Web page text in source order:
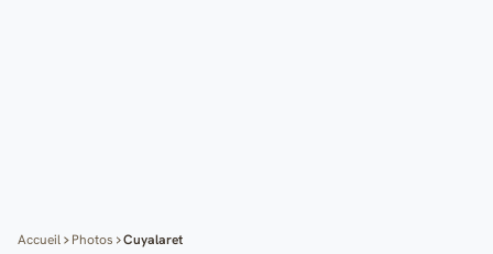
Accueil Photos Cuyalaret